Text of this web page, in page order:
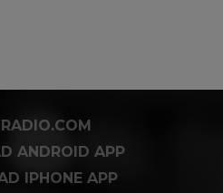
ANDROID APP
IPHONE APP